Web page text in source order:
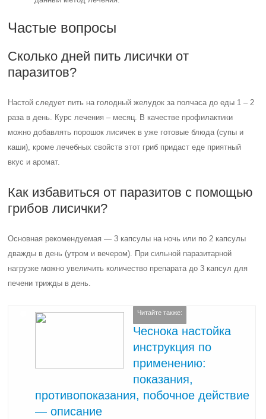
Частые вопросы
Сколько дней пить лисички от
паразитов?
Настой следует пить на голодный желудок за полчаса до еды 1 – 2
раза в день. Курс лечения – месяц. В качестве профилактики
можно добавлять порошок лисичек в уже готовые блюда (супы и
каши), кроме лечебных свойств этот гриб придаст еде приятный
вкус и аромат.
Как избавиться от паразитов с помощью
грибов лисички?
Основная рекомендуемая — 3 капсулы на ночь или по 2 капсулы
дважды в день (утром и вечером). При сильной паразитарной
нагрузке можно увеличить количество препарата до 3 капсул для
печени трижды в день.
Читайте также:
Чеснока настойка
инструкция по
применению:
показания,
противопоказания, побочное действие
— описание